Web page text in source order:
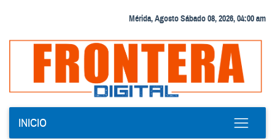
Mérida, Agosto Sábado 08, 2026, 04:00 am
INICIO